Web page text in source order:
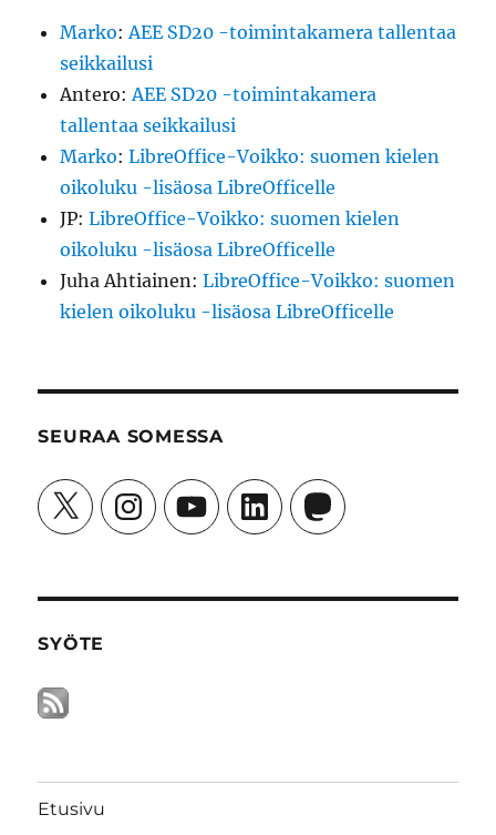
Marko:AEE SD20 -toimintakamera tallentaa
seikkailusi
Antero:AEE SD20 -toimintakamera
tallentaa seikkailusi
Marko:LibreOffice-Voikko: suomen kielen
oikoluku -lisäosa LibreOfficelle
JP:LibreOffice-Voikko: suomen kielen
oikoluku -lisäosa LibreOfficelle
Juha Ahtiainen:LibreOffice-Voikko: suomen
kielen oikoluku -lisäosa LibreOfficelle
SEURAA SOMESSA
X InstagramYouTubeLinkedInMastodon
SYÖTE
Etusivu